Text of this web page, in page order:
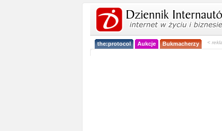
the:protocol Aukcje Bukmacherzy <